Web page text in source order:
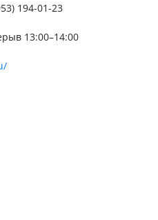
194-01-23
13:00–14:00